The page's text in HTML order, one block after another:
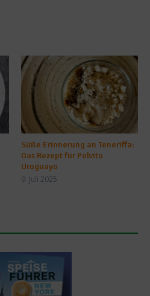
Süße Erinnerung an Teneriffa:
Das Rezept für Polvito
Uruguayo
9. Juli 2025